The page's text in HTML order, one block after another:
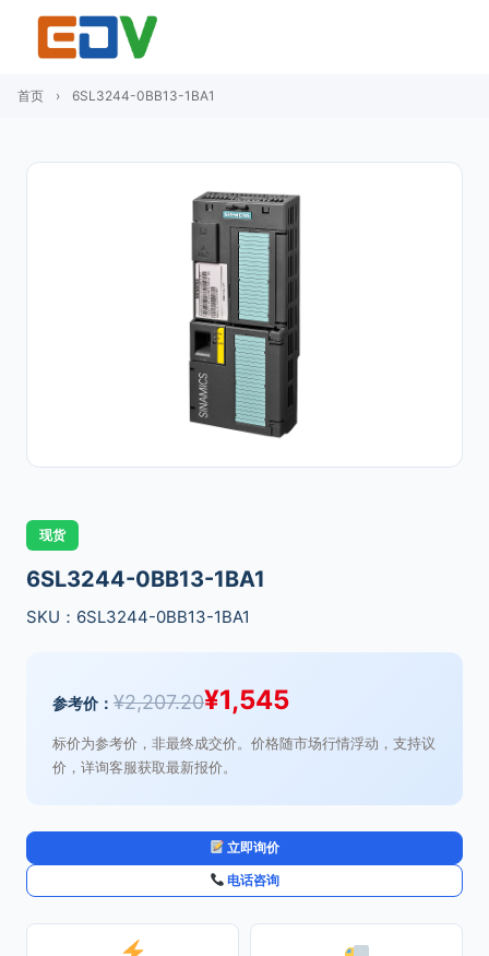
首页 › 6SL3244-0BB13-1BA1
现货
6SL3244-0BB13-1BA1
SKU：6SL3244-0BB13-1BA1
参考价： ¥2,207.20¥1,545
标价为参考价，非最终成交价。价格随市场行情浮动，支持议
价，详询客服获取最新报价。
立即询价
电话咨询